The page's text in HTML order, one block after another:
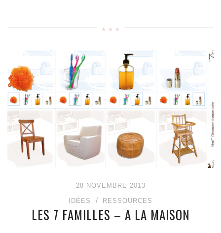
28 NOVEMBRE 2013
IDÉES RESSOURCES
LES 7 FAMILLES – A LA MAISON